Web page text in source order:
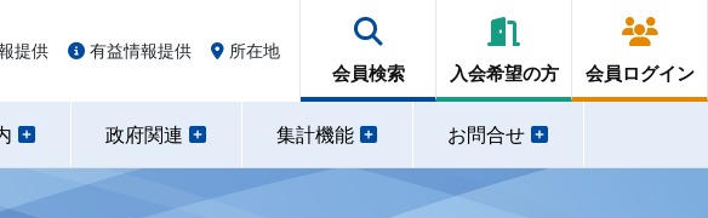
提供 有益情報提供 所在地
会員検索 入会希望の方 会員ログイン
政府関連 集計機能 お問合せ